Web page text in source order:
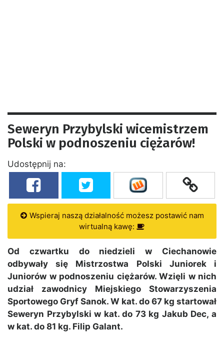
Seweryn Przybylski wicemistrzem
Polski w podnoszeniu ciężarów!
Udostępnij na:
Wspieraj naszą działalność możesz postawić nam
wirtualną kawę:
Od czwartku do niedzieli w Ciechanowie
odbywały się Mistrzostwa Polski Juniorek i
Juniorów w podnoszeniu ciężarów. Wzięli w nich
udział zawodnicy Miejskiego Stowarzyszenia
Sportowego Gryf Sanok. W kat. do 67 kg startował
Seweryn Przybylski w kat. do 73 kg Jakub Dec, a
w kat. do 81 kg. Filip Galant.